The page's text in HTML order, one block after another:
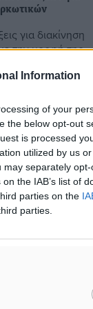
Information
of your
the below opt-out
is processed
utilized by us
may separately
the IAB’s list of
parties on the
parties.
για διακίνηση
την μορφή της
Εισαγγελέας